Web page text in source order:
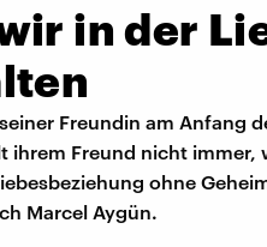
in der
Freundin am Anfang
ihrem Freund nicht
ohne
Marcel Aygün.